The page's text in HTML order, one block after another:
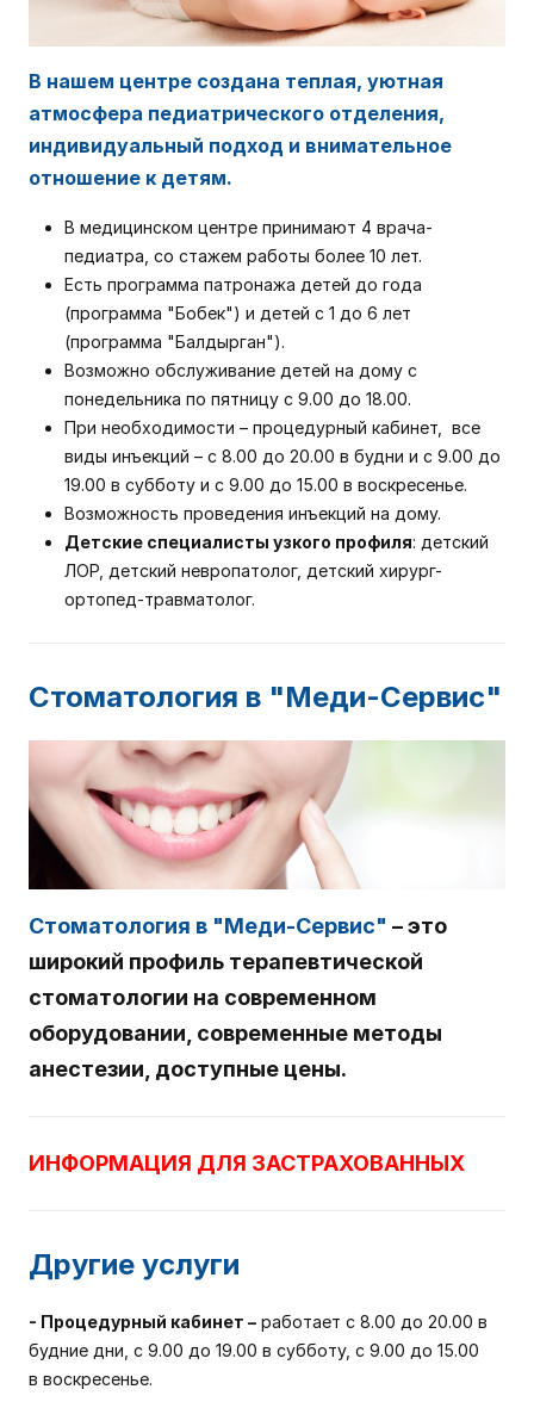
В нашем центре создана теплая, уютная
атмосфера педиатрического отделения,
индивидуальный подход и внимательное
отношение к детям.
В медицинском центре принимают 4 врача-
педиатра, со стажем работы более 10 лет.
Есть программа патронажа детей до года
(программа "Бобек") и детей с 1 до 6 лет
(программа "Балдырган").
Возможно обслуживание детей на дому с
понедельника по пятницу с 9.00 до 18.00.
При необходимости – процедурный кабинет, все
виды инъекций – с 8.00 до 20.00 в будни и с 9.00 до
19.00 в субботу и с 9.00 до 15.00 в воскресенье.
Возможность проведения инъекций на дому.
Детские специалисты узкого профиля: детский
ЛОР, детский невропатолог, детский хирург-
ортопед-травматолог.
Стоматология в "Меди-Сервис"
Стоматология в "Меди-Сервис" –это
широкий профиль терапевтической
стоматологии на современном
оборудовании, современные методы
анестезии, доступные цены.
ИНФОРМАЦИЯ ДЛЯ ЗАСТРАХОВАННЫХ
Другие услуги
- Процедурный кабинет – работает с 8.00 до 20.00 в
будние дни, с 9.00 до 19.00 в субботу, с 9.00 до 15.00
в воскресенье.